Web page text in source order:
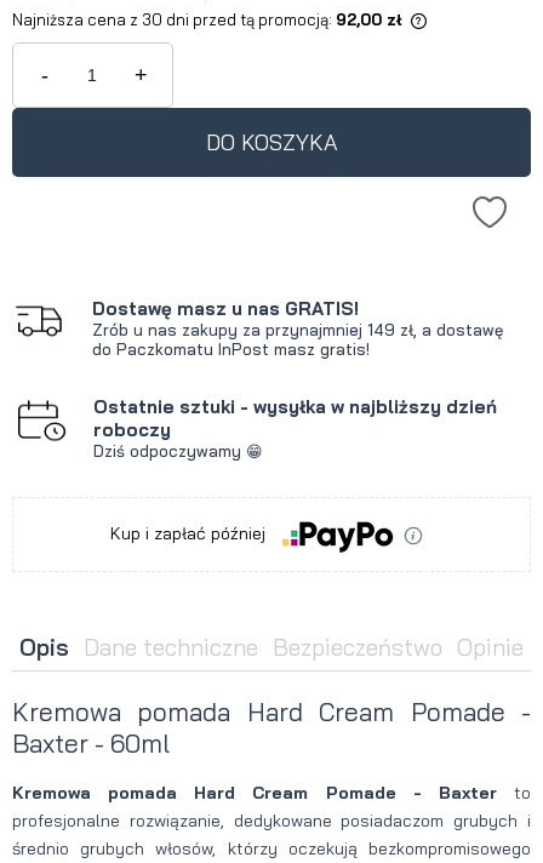
Najniższa cena z 30 dni przed tą promocją: 92,00 zł
Jeżeli produkt jest sprzedawany
krócej niż 30 dni, wyświetlana jest
produkt pojawił się w sprzedaży.
- +
DO KOSZYKA
Dostawę masz u nas GRATIS!
Zrób u nas zakupy za przynajmniej 149 zł, a dostawę
do Paczkomatu InPost masz gratis!
Ostatnie sztuki - wysyłka w najbliższy dzień
roboczy
Dziś odpoczywamy 😁
Kup i zapłać później
Opis Dane techniczne Bezpieczeństwo Opinie
Kremowa pomada Hard Cream Pomade -
Baxter - 60ml
Kremowa pomada Hard Cream Pomade - Baxterto
profesjonalne rozwiązanie, dedykowane posiadaczom grubych i
średnio grubych włosów, którzy oczekują bezkompromisowego